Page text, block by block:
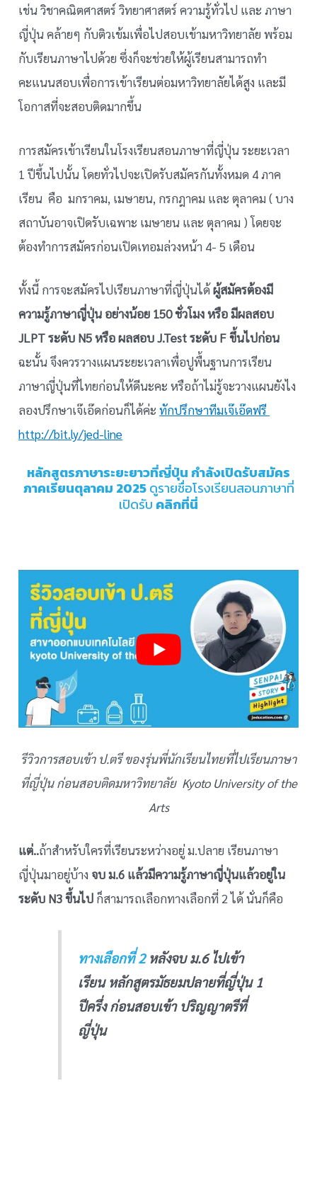
เช่น วิชาคณิตศาสตร์ วิทยาศาสตร์ ความรู้ทั่วไป และ ภาษา
ญี่ปุ่น คล้ายๆ กับติวเข้มเพื่อไปสอบเข้ามหาวิทยาลัย พร้อม
กับเรียนภาษาไปด้วย ซึ่งก็จะช่วยให้ผู้เรียนสามารถทำ
คะแนนสอบเพื่อการเข้าเรียนต่อมหาวิทยาลัยได้สูง และมี
โอกาสที่จะสอบติดมากขึ้น
การสมัครเข้าเรียนในโรงเรียนสอนภาษาที่ญี่ปุ่น ระยะเวลา
1 ปีขึ้นไปนั้น โดยทั่วไปจะเปิดรับสมัครกันทั้งหมด 4 ภาค
เรียน คือ มกราคม, เมษายน, กรกฎาคม และ ตุลาคม ( บาง
สถาบันอาจเปิดรับเฉพาะ เมษายน และ ตุลาคม ) โดยจะ
ต้องทำการสมัครก่อนเปิดเทอมล่วงหน้า 4- 5 เดือน
ทั้งนี้ การจะสมัครไปเรียนภาษาที่ญี่ปุ่นได้ผู้สมัครต้องมี
ความรู้ภาษาญี่ปุ่น อย่างน้อย 150 ชั่วโมง หรือ มีผลสอบ
JLPT ระดับ N5 หรือ ผลสอบ J.Test ระดับ F ขึ้นไปก่อน
ฉะนั้น จึงควรวางแผนระยะเวลาเพื่อปูพื้นฐานการเรียน
ภาษาญี่ปุ่นที่ไทยก่อนให้ดีนะคะ หรือถ้าไม่รู้จะวางแผนยังไง
ลองปรึกษาเจ๊เอ๊ดก่อนก็ได้ค่ะทักปรึกษาทีมเจ๊เอ๊ดฟรี
http://bit.ly/jed-line
หลักสูตรภาษาระยะยาวที่ญี่ปุ่น กำลังเปิดรับสมัคร
ภาคเรียนตุลาคม 2025ดูรายชื่อโรงเรียนสอนภาษาที่
เปิดรับ คลิกที่นี่
รีวิวการสอบเข้า ป.ตรี ของรุ่นพี่นักเรียนไทยที่ไปเรียนภาษา
ที่ญี่ปุ่น ก่อนสอบติดมหาวิทยาลัย Kyoto University of the
Arts
แต่..ถ้าสำหรับใครที่เรียนระหว่างอยู่ ม.ปลาย เรียนภาษา
ญี่ปุ่นมาอยู่บ้าง จบ ม.6 แล้วมีความรู้ภาษาญี่ปุ่นแล้วอยู่ใน
ระดับ N3 ขึ้นไป ก็สามารถเลือกทางเลือกที่ 2 ได้ นั่นก็คือ
ทางเลือกที่ 2หลังจบ ม.6 ไปเข้า
เรียน หลักสูตรมัธยมปลายที่ญี่ปุ่น 1
ปีครึ่ง ก่อนสอบเข้า ปริญญาตรีที่
ญี่ปุ่น